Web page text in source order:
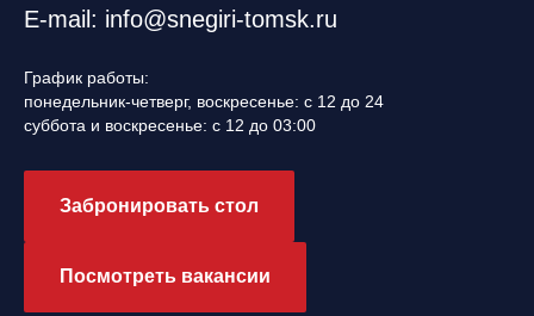
E-mail: info@snegiri-tomsk.ru
График работы:
понедельник-четверг, воскресенье: с 12 до 24
суббота и воскресенье: с 12 до 03:00
Забронировать стол
Посмотреть вакансии